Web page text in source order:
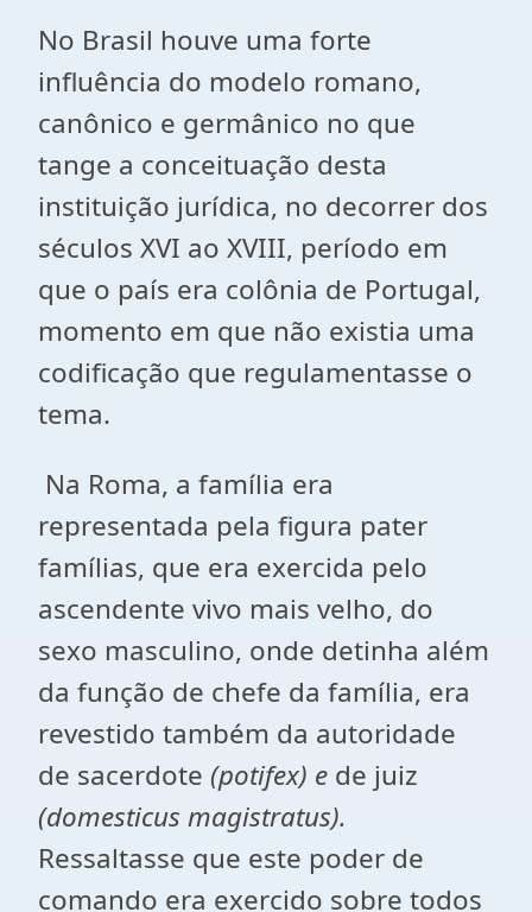
No Brasil houve uma forte
influência do modelo romano,
canônico e germânico no que
tange a conceituação desta
instituição jurídica, no decorrer dos
séculos XVI ao XVIII, período em
que o país era colônia de Portugal,
momento em que não existia uma
codificação que regulamentasse o
tema.
Na Roma, a família era
representada pela figura pater
famílias, que era exercida pelo
ascendente vivo mais velho, do
sexo masculino, onde detinha além
da função de chefe da família, era
revestido também da autoridade
de sacerdote (potifex) e de juiz
(domesticus magistratus).
Ressaltasse que este poder de
comando era exercido sobre todos